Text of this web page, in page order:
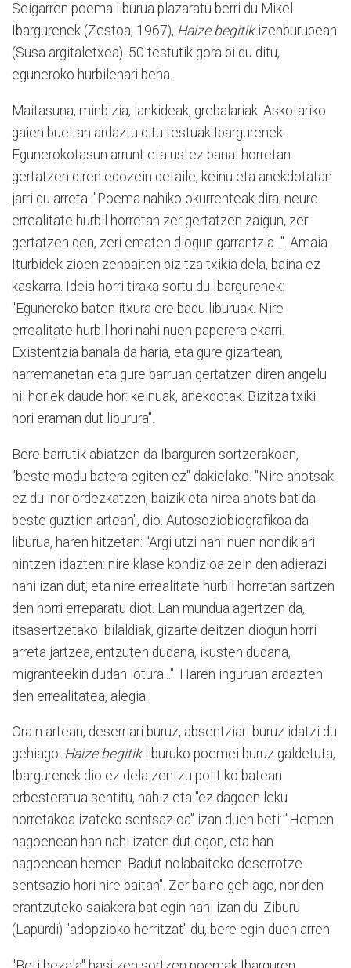
Seigarren poema liburua plazaratu berri du Mikel
Ibargurenek (Zestoa, 1967), Haize begitikizenburupean
(Susa argitaletxea). 50 testutik gora bildu ditu,
eguneroko hurbilenari beha.
Maitasuna, minbizia, lankideak, grebalariak. Askotariko
gaien bueltan ardaztu ditu testuak Ibargurenek.
Egunerokotasun arrunt eta ustez banal horretan
gertatzen diren edozein detaile, keinu eta anekdotatan
jarri du arreta: "Poema nahiko okurrenteak dira; neure
errealitate hurbil horretan zer gertatzen zaigun, zer
gertatzen den, zeri ematen diogun garrantzia...". Amaia
Iturbidek zioen zenbaiten bizitza txikia dela, baina ez
kaskarra. Ideia horri tiraka sortu du Ibargurenek:
"Eguneroko baten itxura ere badu liburuak. Nire
errealitate hurbil hori nahi nuen paperera ekarri.
Existentzia banala da haria, eta gure gizartean,
harremanetan eta gure barruan gertatzen diren angelu
hil horiek daude hor: keinuak, anekdotak. Bizitza txiki
hori eraman dut liburura".
Bere barrutik abiatzen da Ibarguren sortzerakoan,
"beste modu batera egiten ez" dakielako. "Nire ahotsak
ez du inor ordezkatzen, baizik eta nirea ahots bat da
beste guztien artean", dio. Autosoziobiografikoa da
liburua, haren hitzetan: "Argi utzi nahi nuen nondik ari
nintzen idazten: nire klase kondizioa zein den adierazi
nahi izan dut, eta nire errealitate hurbil horretan sartzen
den horri erreparatu diot. Lan mundua agertzen da,
itsasertzetako ibilaldiak, gizarte deitzen diogun horri
arreta jartzea, entzuten dudana, ikusten dudana,
migranteekin dudan lotura...". Haren inguruan ardazten
den errealitatea, alegia.
Orain artean, deserriari buruz, absentziari buruz idatzi du
gehiago. Haize begitikliburuko poemei buruz galdetuta,
Ibargurenek dio ez dela zentzu politiko batean
erbesteratua sentitu, nahiz eta "ez dagoen leku
horretakoa izateko sentsazioa" izan duen beti: "Hemen
nagoenean han nahi izaten dut egon, eta han
nagoenean hemen. Badut nolabaiteko deserrotze
sentsazio hori nire baitan". Zer baino gehiago, nor den
erantzuteko saiakera bat egin nahi izan du. Ziburu
(Lapurdi) "adopzioko herritzat" du, bere egin duen arren.